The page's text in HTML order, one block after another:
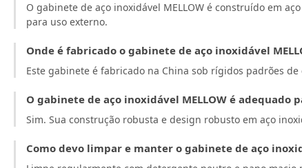
O gabinete de aço inoxidável MELLOW é construído em
para uso externo.
Onde é fabricado o gabinete de aço inoxidável
Este gabinete é fabricado na China sob rígidos padrões
O gabinete de aço inoxidável MELLOW é adequado
Sim. Sua construção robusta e design robusto em aço
Como devo limpar e manter o gabinete de aço